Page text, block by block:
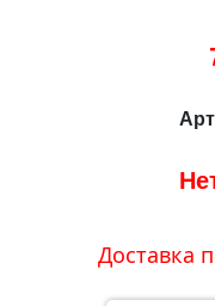
Доставка